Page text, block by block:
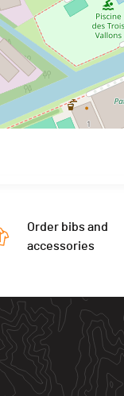
Order bibs and
accessories